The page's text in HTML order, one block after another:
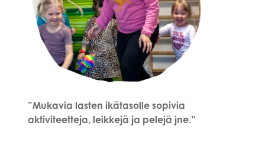
”Mukavia lasten ikätasolle sopivia
aktiviteetteja, leikkejä ja pelejä jne.”